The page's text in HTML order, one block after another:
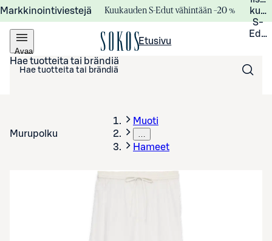
Markkinointiviestejä Kuukauden S-Edut vähintään –20 %
S-
Avaa
valikko
Etusivu
Hae tuotteita tai brändiä
Murupolku
Muoti
…
Hameet